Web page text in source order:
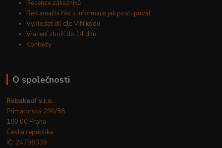
Recenze zákazníků
Reklamační řád a informace jak postupovat
Vyhledat díl dle VIN kódu
Vrácení zboží do 14 dnů
Kontakty
O společnosti
Rebakauf s.r.o.
Primátorská 296/38
180 00 Praha
Česká republika
IČ: 24798339